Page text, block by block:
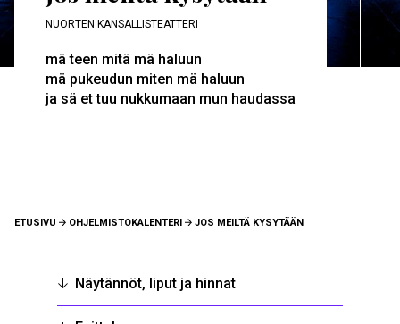
NUORTEN KANSALLISTEATTERI
mä teen mitä mä haluun
mä pukeudun miten mä haluun
ja sä et tuu nukkumaan mun haudassa
MURUPOLKU
ETUSIVU OHJELMISTOKALENTERI JOS MEILTÄ KYSYTÄÄN
Näytännöt, liput ja hinnat